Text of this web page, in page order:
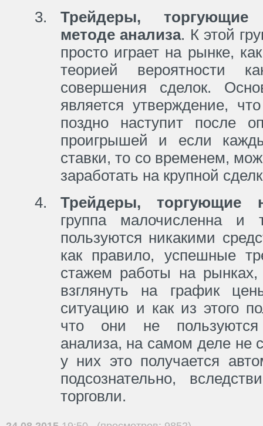
Трейдеры,
методе анализа. К этой
просто играет на рынке,
теорией вероятности
совершения сделок.
является утверждение,
поздно наступит после
проигрышей и если
ставки, то со временем,
заработать на крупной
Трейдеры, торгующие
группа малочисленна и
пользуются никакими
как правило, успешные
стажем работы на рынках,
взглянуть на график
ситуацию и как из этого
что они не
анализа, на самом деле не
у них это получается
подсознательно,
торговли.